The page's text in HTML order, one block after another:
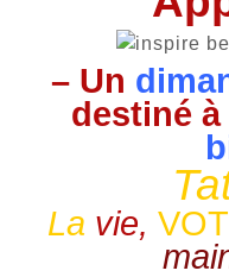
– Un
destiné à
La vie,